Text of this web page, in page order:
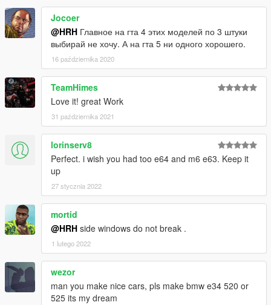
Jocoer
@HRH Главное на гта 4 этих моделей по 3 штуки
выбирай не хочу. А на гта 5 ни одного хорошего.
16 października 2020
TeamHimes
Love it! great Work
31 października 2021
lorinserv8
Perfect. i wish you had too e64 and m6 e63. Keep it
up
27 stycznia 2022
mortid
@HRH side windows do not break .
1 lutego 2022
wezor
man you make nice cars, pls make bmw e34 520 or
525 its my dream